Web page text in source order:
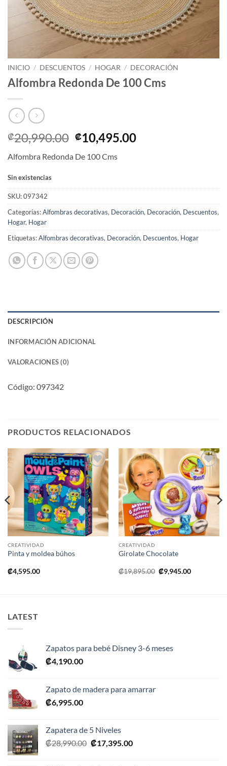
INICIO / DESCUENTOS / HOGAR / DECORACIÓN
Alfombra Redonda De 100 Cms
₡20,990.00 El
precio
original
₡20,990.00.
₡10,495.00El
₡10,495.00.
Alfombra Redonda De 100 Cms
Sin existencias
SKU:097342
Categorías:Alfombras decorativas, Decoración, Decoración, Descuentos,
Hogar, Hogar
Etiquetas:Alfombras decorativas, Decoración, Descuentos, Hogar
DESCRIPCIÓN
INFORMACIÓN ADICIONAL
VALORACIONES (0)
Código: 097342
PRODUCTOS RELACIONADOS
Añadir
a la
lista de
deseos
CREATIVIDAD
Pinta y moldea búhos
₡4,595.00
Añadir
a la
lista de
deseos
CREATIVIDAD
Girolate Chocolate
₡19,895.00 El
precio
₡9,945.00El
LATEST
Zapatos para bebé Disney 3-6 meses
₡4,190.00
Zapato de madera para amarrar
₡6,995.00
Zapatera de 5 Niveles
₡28,990.00 El
₡17,395.00El